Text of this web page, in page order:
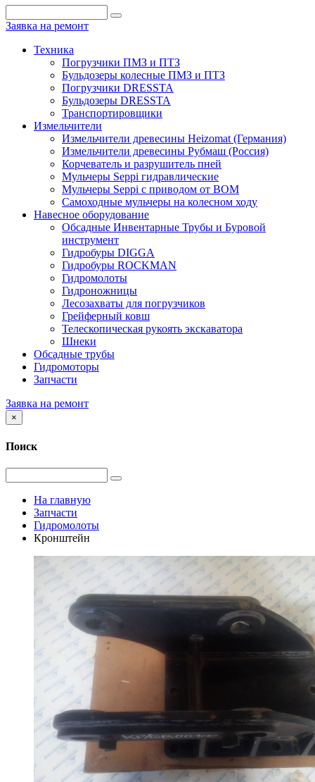
Заявка на ремонт
Техника
Погрузчики ПМЗ и ПТЗ
Бульдозеры колесные ПМЗ и ПТЗ
Погрузчики DRESSTA
Бульдозеры DRESSTA
Транспортировщики
Измельчители
Измельчители древесины Heizomat (Германия)
Измельчители древесины Рубмаш (Россия)
Корчеватель и разрушитель пней
Мульчеры Seppi гидравлические
Мульчеры Seppi с приводом от ВОМ
Самоходные мульчеры на колесном ходу
Навесное оборудование
Обсадные Инвентарные Трубы и Буровой
инструмент
Гидробуры DIGGA
Гидробуры ROCKMAN
Гидромолоты
Гидроножницы
Лесозахваты для погрузчиков
Грейферный ковш
Телескопическая рукоять экскаватора
Шнеки
Обсадные трубы
Гидромоторы
Запчасти
Заявка на ремонт
×
Поиск
На главную
Запчасти
Гидромолоты
Кронштейн